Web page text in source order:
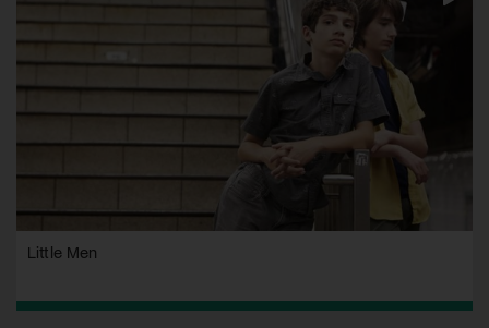
Little Men